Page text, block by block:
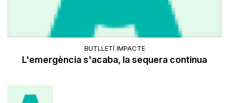
BUTLLETÍ IMPACTE
L'emergència s'acaba, la sequera continua